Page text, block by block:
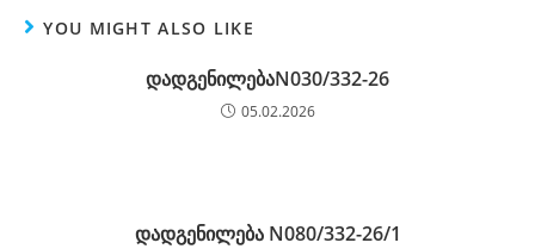
YOU MIGHT ALSO LIKE
დადგენილებაN030/332-26
05.02.2026
დადგენილება N080/332-26/1